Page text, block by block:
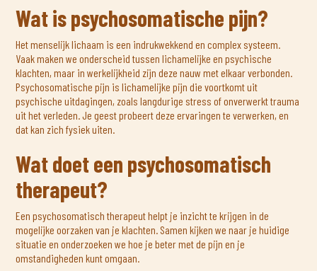
Wat is psychosomatische pijn?
Het menselijk lichaam is een indrukwekkend en complex systeem.
Vaak maken we onderscheid tussen lichamelijke en psychische
klachten, maar in werkelijkheid zijn deze nauw met elkaar verbonden.
Psychosomatische pijn is lichamelijke pijn die voortkomt uit
psychische uitdagingen, zoals langdurige stress of onverwerkt trauma
uit het verleden. Je geest probeert deze ervaringen te verwerken, en
dat kan zich fysiek uiten.
Wat doet een psychosomatisch
therapeut?
Een psychosomatisch therapeut helpt je inzicht te krijgen in de
mogelijke oorzaken van je klachten. Samen kijken we naar je huidige
situatie en onderzoeken we hoe je beter met de pijn en je
omstandigheden kunt omgaan.